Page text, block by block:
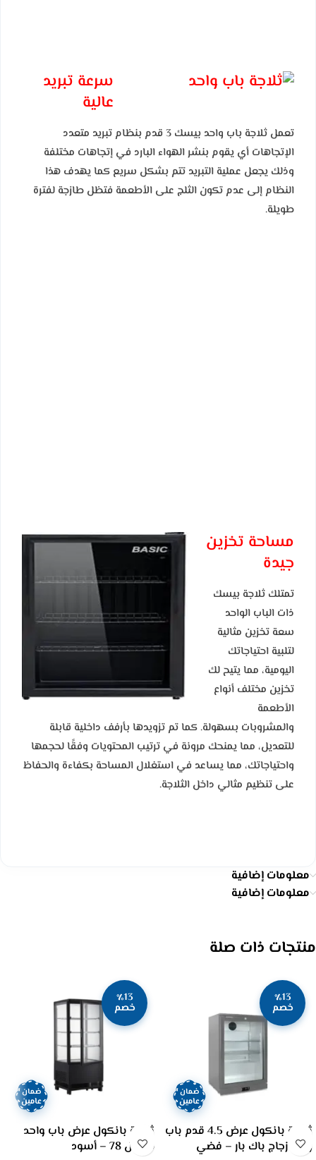
سرعة تبريد
عالية
تعمل ثلاجة باب واحد بيسك 3 قدم بنظام تبريد متعدد
الإتجاهات أي يقوم بنشر الهواء البارد في إتجاهات مختلفة
وذلك يجعل عملية التبريد تتم بشكل سريع كما يهدف هذا
النظام إلى عدم تكون الثلج على الأطعمة فتظل طازجة لفترة
طويلة.
مساحة تخزين
جيدة
تمتلك ثلاجة بيسك
ذات الباب الواحد
سعة تخزين مثالية
لتلبية احتياجاتك
اليومية، مما يتيح لك
تخزين مختلف أنواع
الأطعمة
والمشروبات بسهولة. كما تم تزويدها بأرفف داخلية قابلة
للتعديل، مما يمنحك مرونة في ترتيب المحتويات وفقًا لحجمها
واحتياجاتك، مما يساعد في استغلال المساحة بكفاءة والحفاظ
على تنظيم مثالي داخل الثلاجة.
معلومات إضافية
معلومات إضافية
منتجات ذات صلة
٪13
خصم
ضمان
عامين
ثلاجة بانكول عرض 4.5 قدم باب
واحد زجاج باك بار – فضي
٪13
خصم
ضمان
عامين
ثلاجة بانكول عرض باب واحد
موديل 78 – أسود